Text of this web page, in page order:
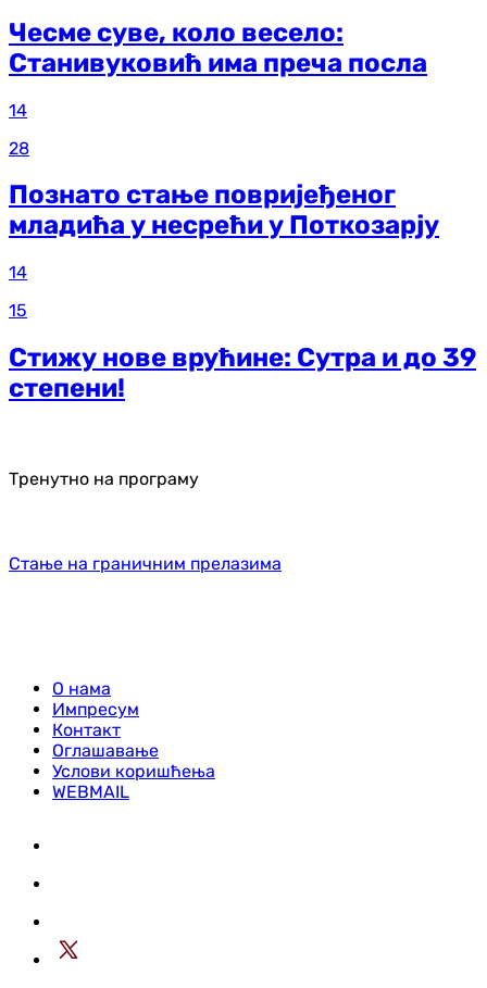
Чесме суве, коло весело:
Станивуковић има преча посла
14
28
Познато стање повријеђеног
младића у несрећи у Поткозарју
14
15
Стижу нове врућине: Сутра и до 39
степени!
Тренутно на програму
Стање на граничним прелазима
О нама
Импресум
Контакт
Оглашавање
Услови коришћења
WEBMAIL